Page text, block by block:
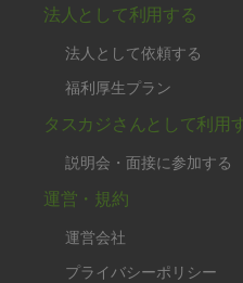
法人として利用する
法人として依頼する
福利厚生プラン
タスカジさんとして利用
説明会・面接に参加する
運営・規約
運営会社
プライバシーポリシー